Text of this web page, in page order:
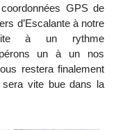
GPS de
d’Escalante à notre
à un rythme
un à un nos
restera finalement
sera vite bue dans la